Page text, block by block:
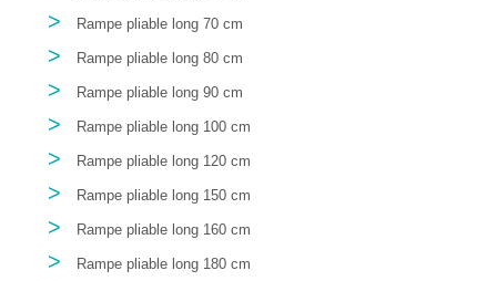
> Rampe pliable long 70 cm
> Rampe pliable long 80 cm
> Rampe pliable long 90 cm
> Rampe pliable long 100 cm
> Rampe pliable long 120 cm
> Rampe pliable long 150 cm
> Rampe pliable long 160 cm
> Rampe pliable long 180 cm